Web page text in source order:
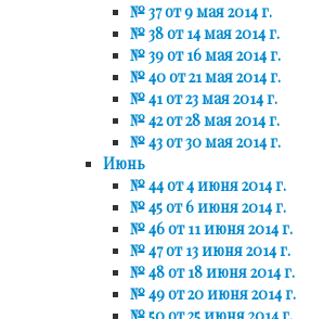
№ 37 от 9 мая 2014 г.
№ 38 от 14 мая 2014 г.
№ 39 от 16 мая 2014 г.
№ 40 от 21 мая 2014 г.
№ 41 от 23 мая 2014 г.
№ 42 от 28 мая 2014 г.
№ 43 от 30 мая 2014 г.
Июнь
№ 44 от 4 июня 2014 г.
№ 45 от 6 июня 2014 г.
№ 46 от 11 июня 2014 г.
№ 47 от 13 июня 2014 г.
№ 48 от 18 июня 2014 г.
№ 49 от 20 июня 2014 г.